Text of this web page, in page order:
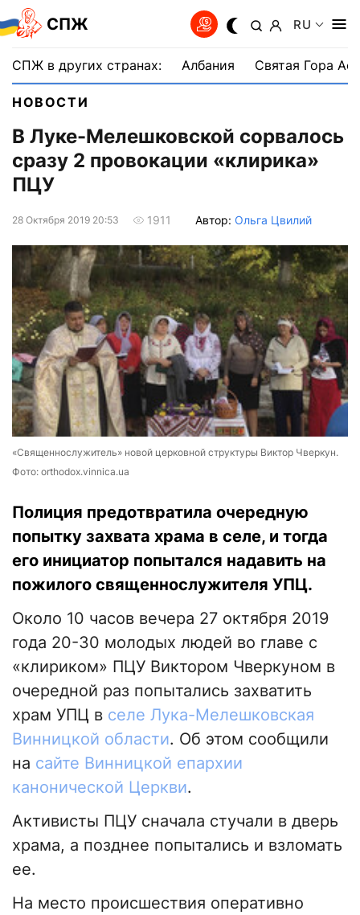
СПЖ RU
СПЖ в других странах: Албания Святая Гора
НОВОСТИ
В Луке-Мелешковской сорвалось
сразу 2 провокации «клирика»
ПЦУ
28 Октября 2019 20:53 1911 Автор: Ольга Цвилий
«Священнослужитель» новой церковной структуры Виктор Чверкун.
Фото: orthodox.vinnica.ua
Полиция предотвратила очередную
попытку захвата храма в селе, и тогда
его инициатор попытался надавить на
пожилого священнослужителя УПЦ.
Около 10 часов вечера 27 октября 2019
года 20-30 молодых людей во главе с
«клириком» ПЦУ Виктором Чверкуном в
очередной раз попытались захватить
храм УПЦ в селе Лука-Мелешковская
Винницкой области. Об этом сообщили
на сайте Винницкой епархии
канонической Церкви.
Активисты ПЦУ сначала стучали в дверь
храма, а позднее попытались и взломать
ее.
На место происшествия оперативно